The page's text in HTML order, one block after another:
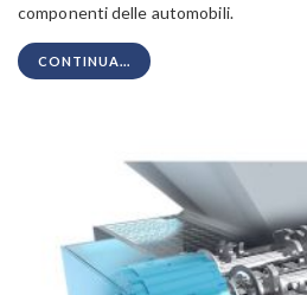
componenti delle automobili.
CONTINUA...